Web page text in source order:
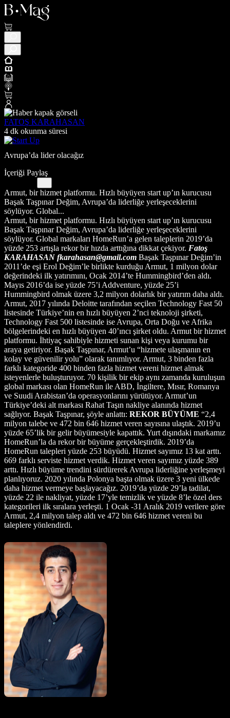
FATOŞ KARAHASAN
4 dk okunma süresi
Avrupa’da lider olacağız
İçeriği Paylaş
Armut, bir hizmet platformu. Hızlı büyüyen start up’ın kurucusu
Başak Taşpınar Değim, Avrupa’da liderliğe yerleşeceklerini
söylüyor. Global...
Armut, bir hizmet platformu. Hızlı büyüyen start up’ın kurucusu
Başak Taşpınar Değim, Avrupa’da liderliğe yerleşeceklerini
söylüyor. Global markaları HomeRun’a gelen taleplerin 2019’da
yüzde 253 artışla rekor bir hızda arttığına dikkat çekiyor. Fatoş
KARAHASAN fkarahasan@gmail.com Başak Taşpınar Değim’in
2011’de eşi Erol Değim’le birlikte kurduğu Armut, 1 milyon dolar
değerindeki ilk yatırımını, Ocak 2014’te Hummingbird’den aldı.
Mayıs 2016’da ise yüzde 75’i Addventure, yüzde 25’i
Hummingbird olmak üzere 3,2 milyon dolarlık bir yatırım daha aldı.
Armut, 2017 yılında Deloitte tarafından seçilen Technology Fast 50
listesinde Türkiye’nin en hızlı büyüyen 2’nci teknoloji şirketi,
Technology Fast 500 listesinde ise Avrupa, Orta Doğu ve Afrika
bölgelerindeki en hızlı büyüyen 40’ıncı şirket oldu. Armut bir hizmet
platformu. İhtiyaç sahibiyle hizmeti sunan kişi veya kurumu bir
araya getiriyor. Başak Taşpınar, Armut’u “hizmete ulaşmanın en
kolay ve güvenilir yolu” olarak tanımlıyor. Armut, 3 binden fazla
farklı kategoride 400 binden fazla hizmet vereni hizmet almak
isteyenlerle buluşturuyor. 70 kişilik bir ekip aynı zamanda kuruluşun
global markası olan HomeRun ile ABD, İngiltere, Mısır, Romanya
ve Suudi Arabistan’da operasyonlarını yürütüyor. Armut’un
Türkiye’deki alt markası Rahat Taşın nakliye alanında hizmet
sağlıyor. Başak Taşpınar, şöyle anlattı: REKOR BÜYÜME “2,4
milyon talebe ve 472 bin 646 hizmet veren sayısına ulaştık. 2019’u
yüzde 65’lik bir gelir büyümesiyle kapattık. Yurt dışındaki markamız
HomeRun’la da rekor bir büyüme gerçekleştirdik. 2019’da
HomeRun talepleri yüzde 253 büyüdü. Hizmet sayımız 13 kat arttı.
669 farklı serviste hizmet verdik. Hizmet veren sayımız yüzde 389
arttı. Hızlı büyüme trendini sürdürerek Avrupa liderliğine yerleşmeyi
planlıyoruz. 2020 yılında Polonya başta olmak üzere 3 yeni ülkede
daha hizmet vermeye başlayacağız. 2019’da yüzde 29’la tadilat,
yüzde 22 ile nakliyat, yüzde 17’yle temizlik ve yüzde 8’le özel ders
kategorileri ilk sıralara yerleşti. 1 Ocak -31 Aralık 2019 verilere göre
Armut, 2,4 milyon talep aldı ve 472 bin 646 hizmet vereni bu
taleplere yönlendirdi.